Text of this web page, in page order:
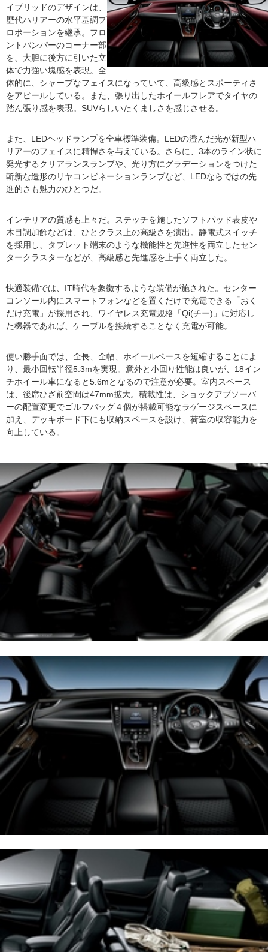
イブリッドのデザインは、
歴代ハリアーの水平基調プ
ロポーションを継承。フロ
ントバンパーのコーナー部
を、大胆に後方に引いた立
体で力強い塊感を表現。全
体的に、シャープなフェイスになっていて、高級感とスポーティさ
をアピールしている。また、張り出したホイールフレアでタイヤの
踏ん張り感を表現。SUVらしいたくましさを感じさせる。
また、LEDヘッドランプを全車標準装備。LEDの澄んだ光が新型ハ
リアーのフェイスに精悍さを与えている。さらに、3本のライン状に
発光するクリアランスランプや、光り方にグラデーションをつけた
斬新な造形のリヤコンビネーションランプなど、LEDならではの先
進的さも魅力のひとつだ。
インテリアの質感も上々だ。ステッチを施したソフトパッド表皮や
木目調加飾などは、ひとクラス上の高級さを演出。静電式スイッチ
を採用し、タブレット端末のような機能性と先進性を両立したセン
タークラスターなどが、高級感と先進感を上手く両立した。
快適装備では、IT時代を象徴するような装備が施された。センター
コンソール内にスマートフォンなどを置くだけで充電できる「おく
だけ充電」が採用され、ワイヤレス充電規格「Qi(チー)」に対応し
た機器であれば、ケーブルを接続することなく充電が可能。
使い勝手面では、全長、全幅、ホイールベースを短縮することによ
り、最小回転半径5.3mを実現。意外と小回り性能は良いが、18イン
チホイール車になると5.6mとなるので注意が必要。室内スペース
は、後席ひざ前空間は47mm拡大。積載性は、ショックアブソーバ
ーの配置変更でゴルフバッグ４個が搭載可能なラゲージスペースに
加え、デッキボード下にも収納スペースを設け、荷室の収容能力を
向上している。